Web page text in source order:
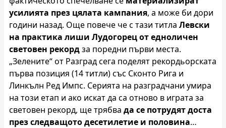
усилията през цялата кампания, а може би дори
години назад. Още повече че с тази титла Левски
на практика лиши Лудогорец от едноличен
световен рекордза поредни първи места.
„Зелените“ от Разград сега поделят рекордьорската
първа позиция (14 титли) със Сконто Рига и
Линкълн Ред Импс. Серията на разградчани умира
на този етап и ако искат да са отново в играта за
световен рекорд, ще трябва да се потрудят доста
през следващото десетилетие и половина…